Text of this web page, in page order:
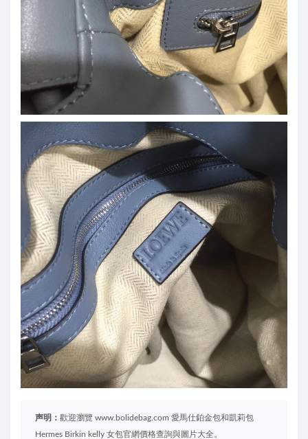
声明： 歡迎瀏覽 www.bolidebag.com 愛馬仕鉑金包和凱莉包
Hermes Birkin kelly 女包官網價格查詢與圖片大全。